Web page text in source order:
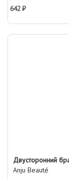
642 ₽
Двусторонний
Anju Beauté